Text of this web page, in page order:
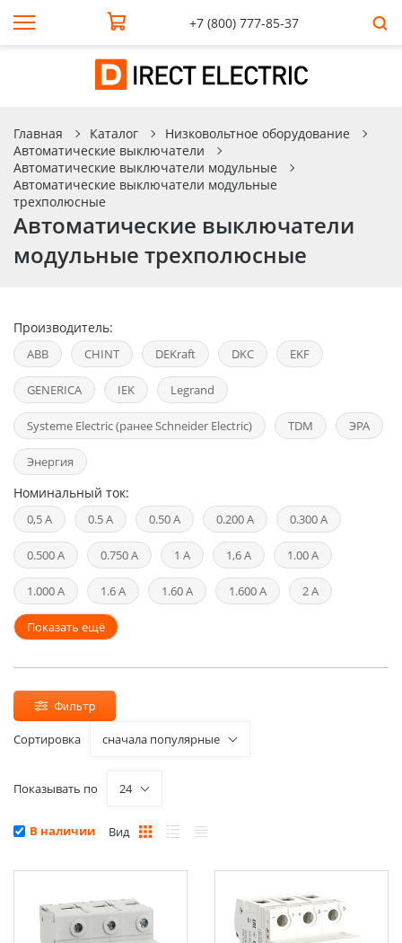
+7 (800) 777-85-37
Главная Каталог
Низковольтное оборудование
Автоматические выключатели
Автоматические выключатели модульные
Автоматические выключатели модульные
трехполюсные
Автоматические выключатели
модульные трехполюсные
Производитель:
ABB CHINT DEKraft DKC EKF
GENERICA IEK Legrand
Systeme Electric (ранее Schneider Electric) TDM ЭРА
Энергия
Номинальный ток:
0,5 А 0.5 А 0.50 А 0.200 А 0.300 А
0.500 А 0.750 А 1 А 1,6 А 1.00 А
1.000 А 1.6 А 1.60 А 1.600 А 2 А
Показать ещё
Фильтр
Сортировка сначала популярные
Показывать по 24
В наличии Вид